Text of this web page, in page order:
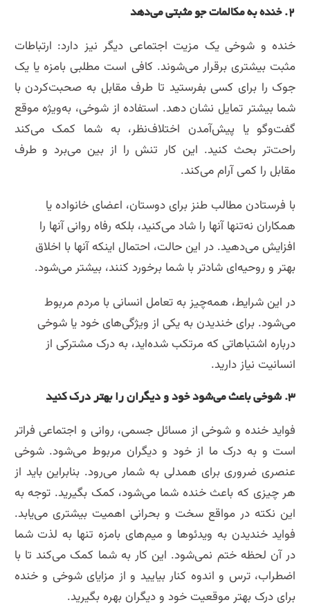
۲. خنده به مکالمات جو مثبتی می‌دهد
خنده و شوخی یک مزیت اجتماعی دیگر نیز دارد: ارتباطات
مثبت بیشتری برقرار می‌شوند. کافی است مطلبی بامزه یا یک
جوک را برای کسی بفرستید تا طرف مقابل به صحبت‌کردن با
شما بیشتر تمایل نشان دهد. استفاده از شوخی، به‌ویژه موقع
گفت‌وگو یا پیش‌آمدن اختلاف‌نظر، به شما کمک می‌کند
راحت‌تر بحث کنید. این کار تنش را از بین می‌برد و طرف
مقابل را کمی آرام می‌کند.
با فرستادن مطالب طنز برای دوستان، اعضای خانواده یا
همکاران نه‌تنها آنها را شاد می‌کنید، بلکه رفاه روانی آنها را
افزایش می‌دهید. در این حالت، احتمال اینکه آنها با اخلاق
بهتر و روحیه‌ای شادتر با شما برخورد کنند، بیشتر می‌شود.
در این شرایط، همه‌چیز به تعامل انسانی با مردم مربوط
می‌شود. برای خندیدن به یکی از ویژگی‌های خود یا شوخی
درباره اشتباهاتی که مرتکب شده‌اید، به درک مشترکی از
انسانیت نیاز دارید.
۳. شوخی باعث می‌شود خود و دیگران را بهتر درک کنید
فواید خنده و شوخی از مسائل جسمی، روانی و اجتماعی فراتر
است و به درک ما از خود و دیگران مربوط می‌شود. شوخی
عنصری ضروری برای همدلی به شمار می‌رود. بنابراین باید از
هر چیزی که باعث خنده شما می‌شود، کمک بگیرید. توجه به
این نکته در مواقع سخت و بحرانی اهمیت بیشتری می‌یابد.
فواید خندیدن به ویدئوها و میم‌های بامزه تنها به لذت شما
در آن لحظه ختم نمی‌شود. این کار به شما کمک می‌کند تا با
اضطراب، ترس و اندوه کنار بیایید و از مزایای شوخی و خنده
برای درک بهتر موقعیت خود و دیگران بهره بگیرید. ‌